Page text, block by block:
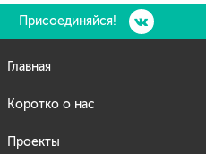
Присоединяйся!
Главная
Коротко о нас
Проекты